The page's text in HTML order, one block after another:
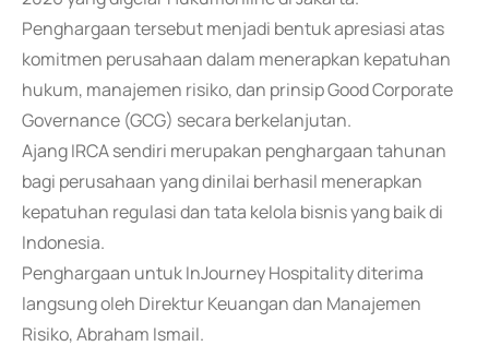
Penghargaan tersebut menjadi bentuk apresiasi atas
komitmen perusahaan dalam menerapkan kepatuhan
hukum, manajemen risiko, dan prinsip Good Corporate
Governance (GCG) secara berkelanjutan.
Ajang IRCA sendiri merupakan penghargaan tahunan
bagi perusahaan yang dinilai berhasil menerapkan
kepatuhan regulasi dan tata kelola bisnis yang baik di
Indonesia.
Penghargaan untuk InJourney Hospitality diterima
langsung oleh Direktur Keuangan dan Manajemen
Risiko, Abraham Ismail.